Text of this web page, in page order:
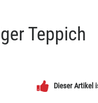
Teppich
Dieser Artikel